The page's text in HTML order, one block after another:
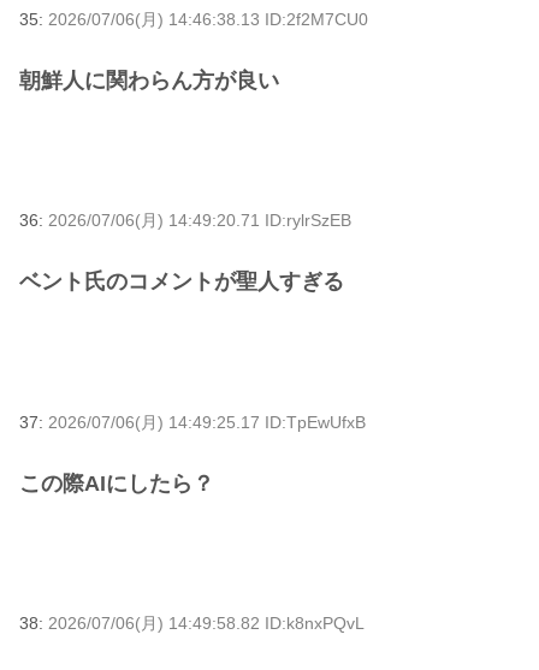
35: 2026/07/06(月) 14:46:38.13 ID:2f2M7CU0
朝鮮人に関わらん方が良い
36: 2026/07/06(月) 14:49:20.71 ID:rylrSzEB
ベント氏のコメントが聖人すぎる
37: 2026/07/06(月) 14:49:25.17 ID:TpEwUfxB
この際AIにしたら？
38: 2026/07/06(月) 14:49:58.82 ID:k8nxPQvL